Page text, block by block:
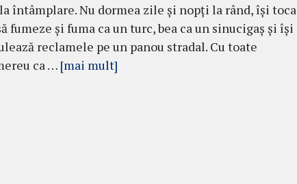
întâm­plare. Nu dormea zile şi nopţi la rând, îşi toca
fumeze şi fuma ca un turc, bea ca un sinucigaş şi îşi
reclamele pe un panou stradal. Cu toate
ca … [mai mult]